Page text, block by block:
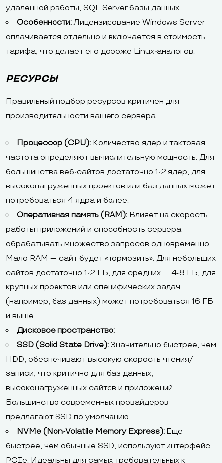
удаленной работы, SQL Server базы данных.
Особенности:Лицензирование Windows Server
оплачивается отдельно и включается в стоимость
тарифа, что делает его дороже Linux-аналогов.
РЕСУРСЫ
Правильный подбор ресурсов критичен для
производительности вашего сервера.
Процессор (CPU): Количество ядер и тактовая
частота определяют вычислительную мощность. Для
большинства веб-сайтов достаточно 1-2 ядер, для
высоконагруженных проектов или баз данных может
потребоваться 4 ядра и более.
Оперативная память (RAM): Влияет на скорость
работы приложений и способность сервера
обрабатывать множество запросов одновременно.
Мало RAM — сайт будет «тормозить». Для небольших
сайтов достаточно 1-2 ГБ, для средних — 4-8 ГБ, для
крупных проектов или специфических задач
(например, баз данных) может потребоваться 16 ГБ
и выше.
Дисковое пространство:
SSD (Solid State Drive): Значительно быстрее, чем
HDD, обеспечивают высокую скорость чтения/
записи, что критично для баз данных,
высоконагруженных сайтов и приложений.
Большинство современных провайдеров
предлагают SSD по умолчанию.
NVMe (Non-Volatile Memory Express): Еще
быстрее, чем обычные SSD, используют интерфейс
PCIe. Идеальны для самых требовательных к